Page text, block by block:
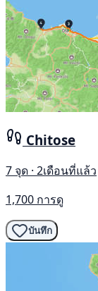
Chitose
7 จุด · 2เดือนที่แล้ว
1,700 การดู
บันทึก